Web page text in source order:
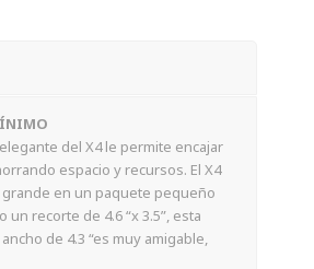
del X4 le permite encajar
espacio y recursos. El X4
en un paquete pequeño
un recorte de 4.6 “x 3.5”, esta
de 4.3 “es muy amigable,